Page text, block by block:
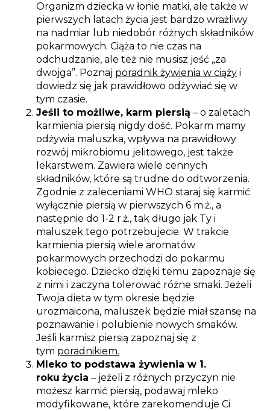
Organizm dziecka w łonie matki, ale także w
pierwszych latach życia jest bardzo wrażliwy
na nadmiar lub niedobór różnych składników
pokarmowych. Ciąża to nie czas na
odchudzanie, ale też nie musisz jeść „za
dwojga”. Poznaj poradnik żywienia w ciąży i
dowiedz się jak prawidłowo odżywiać się w
tym czasie.
Jeśli to możliwe, karm piersią – o zaletach
karmienia piersią nigdy dość. Pokarm mamy
odżywia maluszka, wpływa na prawidłowy
rozwój mikrobiomu jelitowego, jest także
lekarstwem. Zawiera wiele cennych
składników, które są trudne do odtworzenia.
Zgodnie z zaleceniami WHO staraj się karmić
wyłącznie piersią w pierwszych 6 m.ż., a
następnie do 1-2 r.ż., tak długo jak Ty i
maluszek tego potrzebujecie. W trakcie
karmienia piersią wiele aromatów
pokarmowych przechodzi do pokarmu
kobiecego. Dziecko dzięki temu zapoznaje się
z nimi i zaczyna tolerować różne smaki. Jeżeli
Twoja dieta w tym okresie będzie
urozmaicona, maluszek będzie miał szansę na
poznawanie i polubienie nowych smaków.
Jeśli karmisz piersią zapoznaj się z
tym poradnikiem.
Mleko to podstawa żywienia w 1.
roku życia – jeżeli z różnych przyczyn nie
możesz karmić piersią, podawaj mleko
modyfikowane, które zarekomenduje Ci